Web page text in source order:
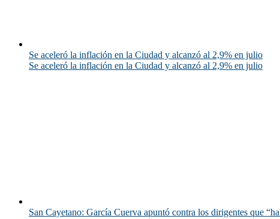
Se aceleró la inflación en la Ciudad y alcanzó al 2,9% en julio
Se aceleró la inflación en la Ciudad y alcanzó al 2,9% en julio
San Cayetano: García Cuerva apuntó contra los dirigentes que